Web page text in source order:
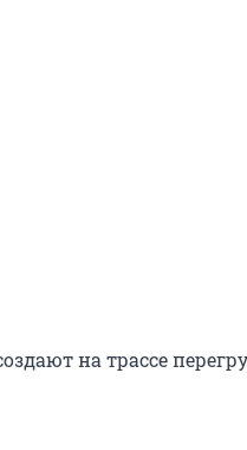
на трассе